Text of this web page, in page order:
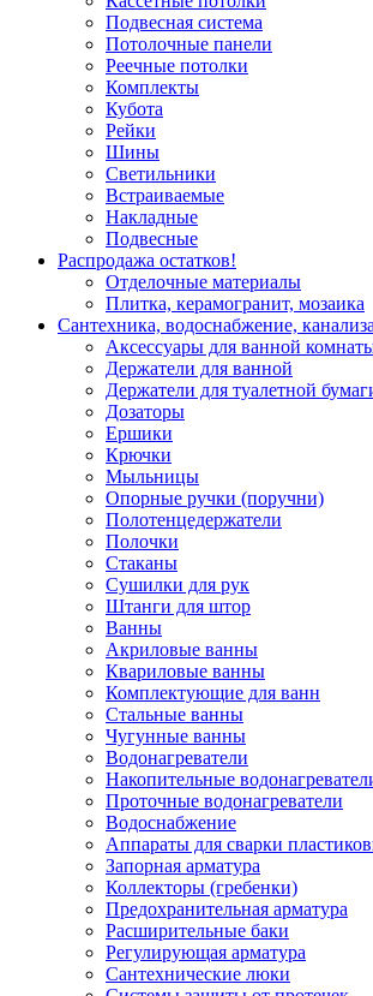
Подвесная система
Потолочные панели
Реечные потолки
Комплекты
Кубота
Рейки
Шины
Светильники
Встраиваемые
Накладные
Подвесные
Распродажа остатков!
Отделочные материалы
Плитка, керамогранит, мозаика
Сантехника, водоснабжение,
Аксессуары для ванной
Держатели для ванной
Держатели для туалетной
Дозаторы
Ершики
Крючки
Мыльницы
Опорные ручки (поручни)
Полотенцедержатели
Полочки
Стаканы
Сушилки для рук
Штанги для штор
Ванны
Акриловые ванны
Квариловые ванны
Комплектующие для ванн
Стальные ванны
Чугунные ванны
Водонагреватели
Накопительные
Проточные водонагреватели
Водоснабжение
Аппараты для сварки
Запорная арматура
Коллекторы (гребенки)
Предохранительная арматура
Расширительные баки
Регулирующая арматура
Сантехнические люки